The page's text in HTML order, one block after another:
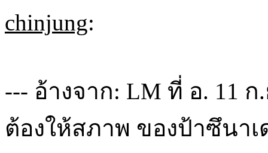
chinjung:
--- อ้างจาก: LM ที่ อ. 11 ก
ต้องให้สภาพ ของป้าซึนา